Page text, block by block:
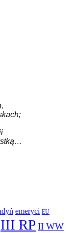
emeryci EU
III RP II WW